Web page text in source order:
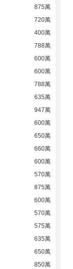
875萬
720萬
400萬
788萬
600萬
600萬
788萬
635萬
947萬
600萬
650萬
660萬
600萬
570萬
875萬
600萬
570萬
575萬
635萬
650萬
850萬